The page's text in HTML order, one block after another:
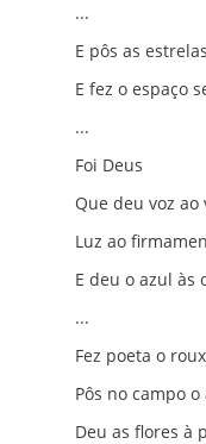
...
E pôs as
E fez o espaço
...
Foi Deus
Que deu voz ao
Luz ao
E deu o azul às
...
Fez poeta o
Pôs no campo
Deu as flores à